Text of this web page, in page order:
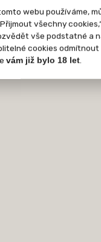
webu používáme,
všechny
vše podstatné a
cookies odmítnout
vám již bylo 18 let.